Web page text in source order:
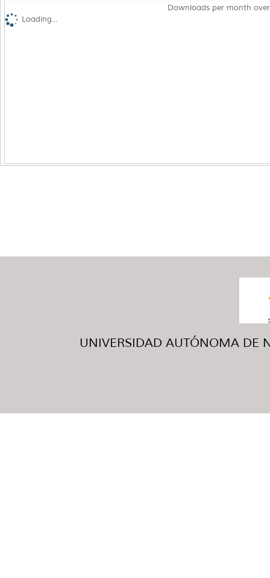
Downloads per month
Loading...
UNIVERSIDAD AUTÓNOMA DE